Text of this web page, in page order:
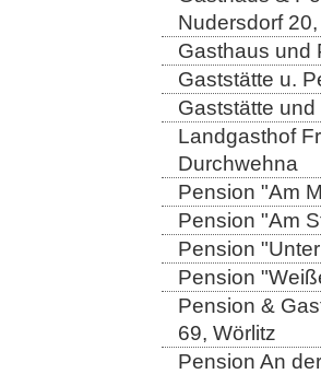
Nudersdorf
Gasthaus und
Gaststätte u.
Gaststätte
Landgasthof
Durchwehna
Pension "Am
Pension "Am
Pension
Pension
Pension &
69, Wörlitz
Pension An